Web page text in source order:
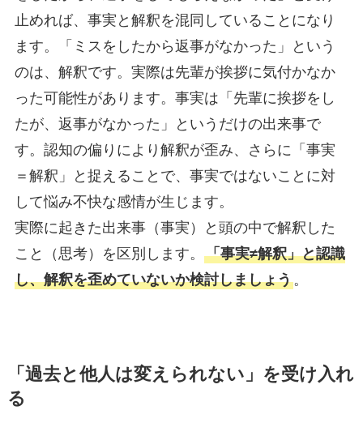
止めれば、事実と解釈を混同していることになり
ます。「ミスをしたから返事がなかった」という
のは、解釈です。実際は先輩が挨拶に気付かなか
った可能性があります。事実は「先輩に挨拶をし
たが、返事がなかった」というだけの出来事で
す。認知の偏りにより解釈が歪み、さらに「事実
＝解釈」と捉えることで、事実ではないことに対
して悩み不快な感情が生じます。
実際に起きた出来事（事実）と頭の中で解釈した
こと（思考）を区別します。 「事実≠解釈」と認識
し、解釈を歪めていないか検討しましょう。
「過去と他人は変えられない」を受け入れ
る